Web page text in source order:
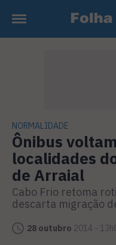
NORMALIDADE
Ônibus
localidades
de Arraial
Cabo Frio retoma
descarta migração
28 outubro 2014 -